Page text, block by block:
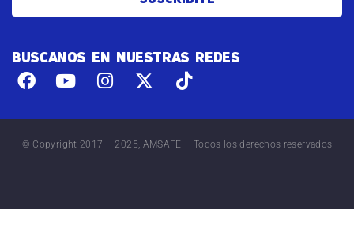
BUSCANOS EN NUESTRAS REDES
© Copyright 2017 – 2025, AMSAFE – Todos los derechos reservados